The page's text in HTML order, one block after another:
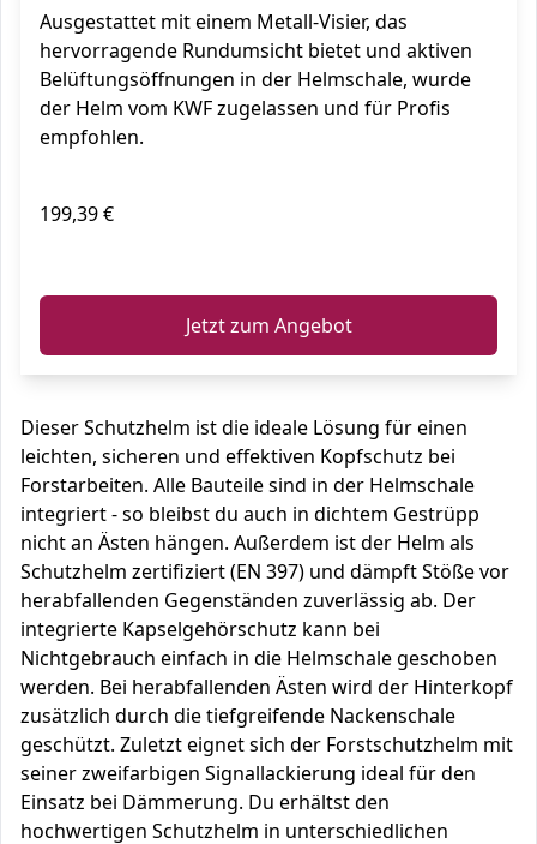
Ausgestattet mit einem Metall-Visier, das
hervorragende Rundumsicht bietet und aktiven
Belüftungsöffnungen in der Helmschale, wurde
der Helm vom KWF zugelassen und für Profis
empfohlen.
199,39 €
Jetzt zum Angebot
Dieser Schutzhelm ist die ideale Lösung für einen
leichten, sicheren und effektiven Kopfschutz bei
Forstarbeiten. Alle Bauteile sind in der Helmschale
integriert - so bleibst du auch in dichtem Gestrüpp
nicht an Ästen hängen. Außerdem ist der Helm als
Schutzhelm zertifiziert (EN 397) und dämpft Stöße vor
herabfallenden Gegenständen zuverlässig ab. Der
integrierte Kapselgehörschutz kann bei
Nichtgebrauch einfach in die Helmschale geschoben
werden. Bei herabfallenden Ästen wird der Hinterkopf
zusätzlich durch die tiefgreifende Nackenschale
geschützt. Zuletzt eignet sich der Forstschutzhelm mit
seiner zweifarbigen Signallackierung ideal für den
Einsatz bei Dämmerung. Du erhältst den
hochwertigen Schutzhelm in unterschiedlichen